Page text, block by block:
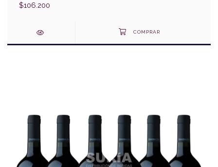
$106.200